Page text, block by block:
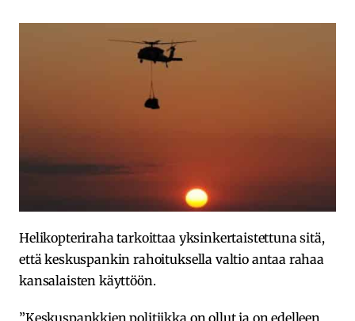
Helikopteriraha tarkoittaa yksinkertaistettuna sitä,
että keskuspankin rahoituksella valtio antaa rahaa
kansalaisten käyttöön.
”Keskuspankkien politiikka on ollut ja on edelleen